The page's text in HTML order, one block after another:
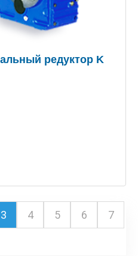
редуктор K
Текущая
3
Page
4
Page
5
Page
6
Page
7